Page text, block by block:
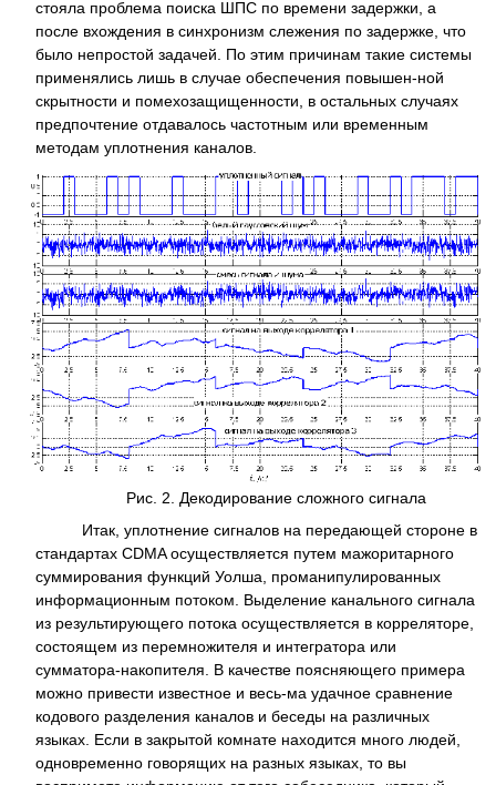
стояла проблема поиска ШПС по времени задержки, а
после вхождения в синхронизм слежения по задержке, что
было непростой задачей. По этим причинам такие системы
применялись лишь в случае обеспечения повышен-ной
скрытности и помехозащищенности, в остальных случаях
предпочтение отдавалось частотным или временным
методам уплотнения каналов.
Рис. 2. Декодирование сложного сигнала
Итак, уплотнение сигналов на передающей стороне в
стандартах CDMA осуществляется путем мажоритарного
суммирования функций Уолша, проманипулированных
информационным потоком. Выделение канального сигнала
из результирующего потока осуществляется в корреляторе,
состоящем из перемножителя и интегратора или
сумматора-накопителя. В качестве поясняющего примера
можно привести известное и весь-ма удачное сравнение
кодового разделения каналов и беседы на различных
языках. Если в закрытой комнате находится много людей,
одновременно говорящих на разных языках, то вы